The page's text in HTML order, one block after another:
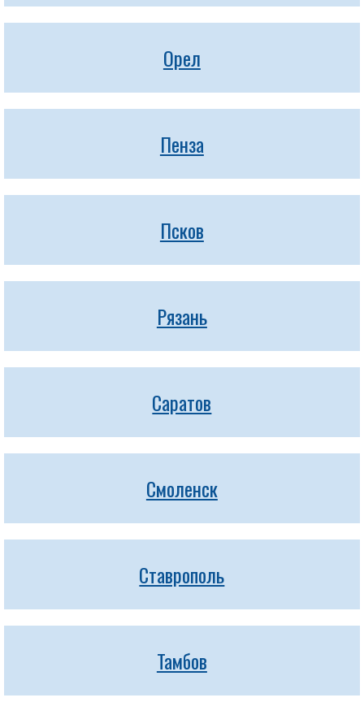
Орел
Пенза
Псков
Рязань
Саратов
Смоленск
Ставрополь
Тамбов